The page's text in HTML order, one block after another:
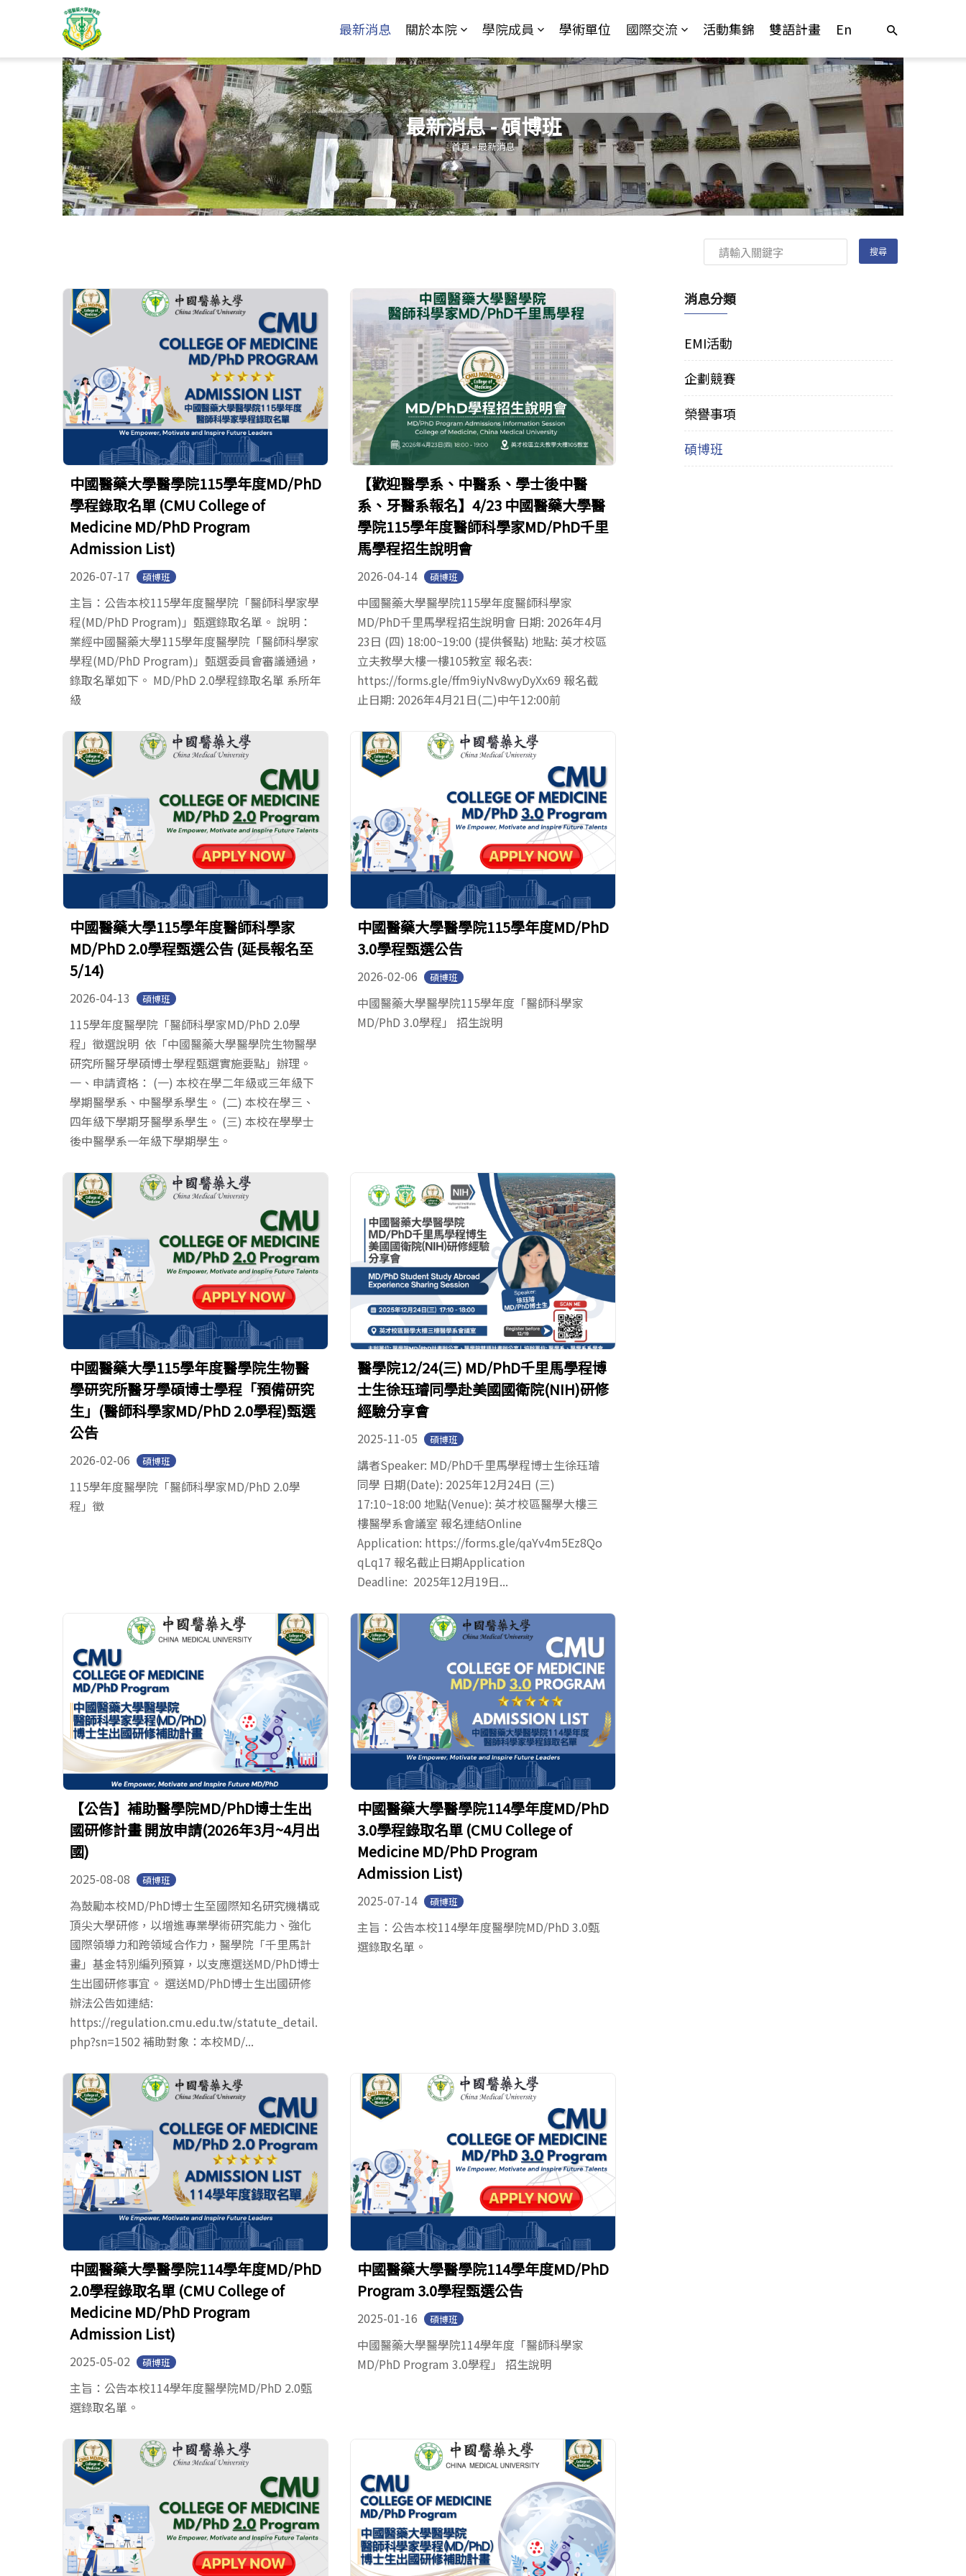
最新消息 關於本院 學院成員 學術單位 國際交流 活動集錦 雙語計畫 En
最新消息 - 碩博班
您在這裡
首頁-最新消息
中國醫藥大學醫學院115學年度MD/PhD
學程錄取名單 (CMU College of
Medicine MD/PhD Program
Admission List)
2026-07-17 碩博班
主旨：公告本校115學年度醫學院「醫師科學家學
程(MD/PhD Program)」甄選錄取名單。 說明：
業經中國醫藥大學115學年度醫學院「醫師科學家
學程(MD/PhD Program)」甄選委員會審議通過，
錄取名單如下。 MD/PhD 2.0學程錄取名單 系所年
級
【歡迎醫學系、中醫系、學士後中醫
系、牙醫系報名】4/23 中國醫藥大學醫
學院115學年度醫師科學家MD/PhD千里
馬學程招生說明會
2026-04-14 碩博班
中國醫藥大學醫學院115學年度醫師科學家
MD/PhD千里馬學程招生說明會 日期: 2026年4月
23日 (四) 18:00~19:00 (提供餐點) 地點: 英才校區
立夫教學大樓一樓105教室 報名表:
https://forms.gle/ffm9iyNv8wyDyXx69 報名截
止日期: 2026年4月21日(二)中午12:00前
中國醫藥大學115學年度醫師科學家
MD/PhD 2.0學程甄選公告 (延長報名至
5/14)
2026-04-13 碩博班
115學年度醫學院「醫師科學家MD/PhD 2.0學
程」徵選說明 依「中國醫藥大學醫學院生物醫學
研究所醫牙學碩博士學程甄選實施要點」辦理。
一、申請資格： (一) 本校在學二年級或三年級下
學期醫學系、中醫學系學生。 (二) 本校在學三、
四年級下學期牙醫學系學生。 (三) 本校在學學士
後中醫學系一年級下學期學生。
中國醫藥大學醫學院115學年度MD/PhD
3.0學程甄選公告
2026-02-06 碩博班
中國醫藥大學醫學院115學年度「醫師科學家
MD/PhD 3.0學程」 招生說明
中國醫藥大學115學年度醫學院生物醫
學研究所醫牙學碩博士學程「預備研究
生」(醫師科學家MD/PhD 2.0學程)甄選
公告
2026-02-06 碩博班
115學年度醫學院「醫師科學家MD/PhD 2.0學
程」徵
醫學院12/24(三) MD/PhD千里馬學程博
士生徐珏璿同學赴美國國衛院(NIH)研修
經驗分享會
2025-11-05 碩博班
講者Speaker: MD/PhD千里馬學程博士生徐珏璿
同學 日期(Date): 2025年12月24日 (三)
17:10~18:00 地點(Venue): 英才校區醫學大樓三
樓醫學系會議室 報名連結Online
Application: https://forms.gle/qaYv4m5Ez8Qo
qLq17 報名截止日期Application
Deadline: 2025年12月19日...
【公告】補助醫學院MD/PhD博士生出
國研修計畫 開放申請(2026年3月~4月出
國)
2025-08-08 碩博班
為鼓勵本校MD/PhD博士生至國際知名研究機構或
頂尖大學研修，以增進專業學術研究能力、強化
國際領導力和跨領域合作力，醫學院「千里馬計
畫」基金特別編列預算，以支應選送MD/PhD博士
生出國研修事宜。 選送MD/PhD博士生出國研修
辦法公告如連結:
https://regulation.cmu.edu.tw/statute_detail.
php?sn=1502 補助對象：本校MD/...
中國醫藥大學醫學院114學年度MD/PhD
3.0學程錄取名單 (CMU College of
Medicine MD/PhD Program
Admission List)
2025-07-14 碩博班
主旨：公告本校114學年度醫學院MD/PhD 3.0甄
選錄取名單。
中國醫藥大學醫學院114學年度MD/PhD
2.0學程錄取名單 (CMU College of
Medicine MD/PhD Program
Admission List)
2025-05-02 碩博班
主旨：公告本校114學年度醫學院MD/PhD 2.0甄
選錄取名單。
中國醫藥大學醫學院114學年度MD/PhD
Program 3.0學程甄選公告
2025-01-16 碩博班
中國醫藥大學醫學院114學年度「醫師科學家
MD/PhD Program 3.0學程」 招生說明
消息分類
EMI活動
企劃競賽
榮譽事項
碩博班